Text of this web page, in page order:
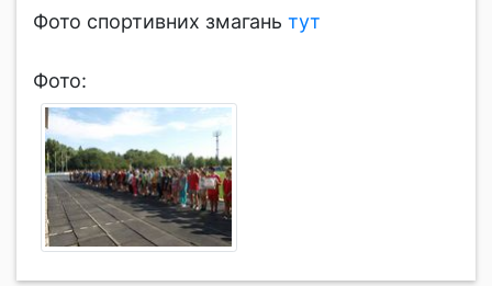
Фото спортивних змагань тут
Фото: